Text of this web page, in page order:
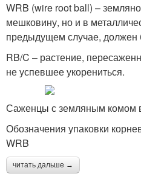
WRB (wire root ball) –
мешковину, но и в
предыдущем случае, должен
RB/C – растение,
не успевшее укорениться.
Саженцы с земляным комом
Обозначения упаковки
WRB
читать дальше →